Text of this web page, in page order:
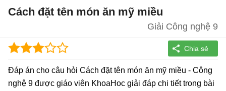
Cách đặt tên món ăn mỹ miều
Giải Công nghệ 9
Đáp án cho câu hỏi Cách đặt tên món ăn mỹ miều - Công
nghệ 9 được giáo viên KhoaHoc giải đáp chi tiết trong bài